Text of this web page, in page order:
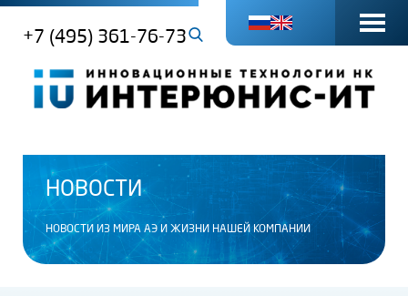
+7 (495) 361-76-73
НОВОСТИ
НОВОСТИ ИЗ МИРА АЭ И ЖИЗНИ НАШЕЙ КОМПАНИИ